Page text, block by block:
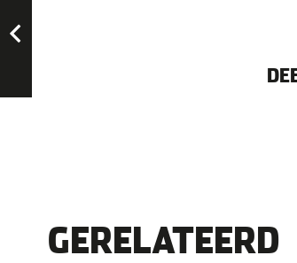
GERELATEERD